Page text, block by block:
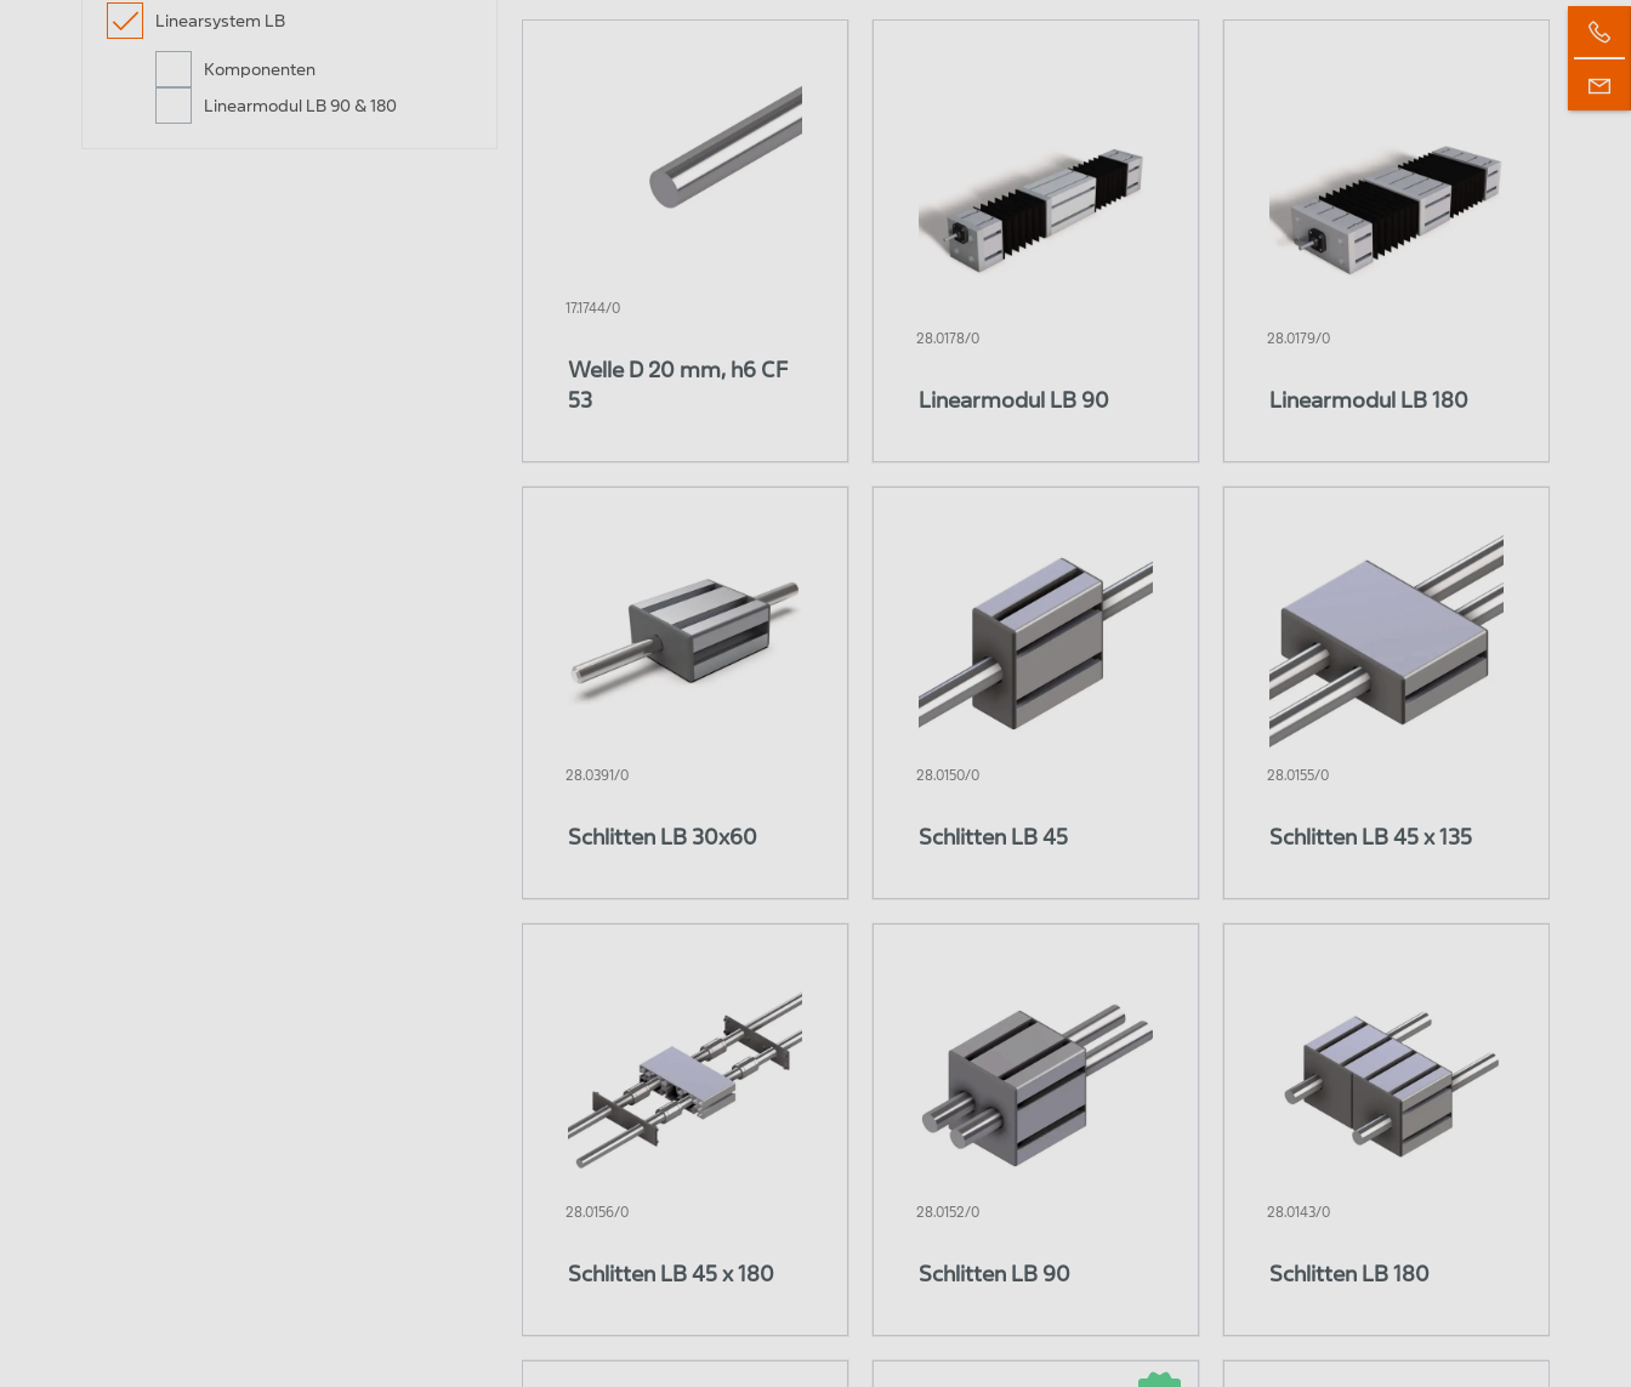
Gleitführungen
Quattro Linearschlitten Wellenunterstützung
Linearsystem LB
Komponenten
Linearmodul LB 90 & 180
17.1744/0
Welle D 20 mm, h6 CF
53
28.0178/0
Linearmodul LB 90
28.0179/0
Linearmodul LB 180
28.0391/0
Schlitten LB 30x60
28.0150/0
Schlitten LB 45
28.0155/0
Schlitten LB 45 x 135
28.0156/0
Schlitten LB 45 x 180
28.0152/0
Schlitten LB 90
28.0143/0
Schlitten LB 180